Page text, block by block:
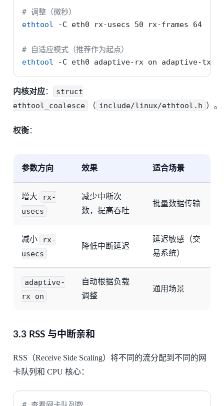
# 调整（微秒）
ethtool
-C eth0 rx-usecs 50 rx-frames 64
# 自适应模式（推荐作为起点）
ethtool
-C eth0 adaptive-rx on adaptive-tx
内核对应：
struct
ethtool_coalesce
（ include/linux/ethtool.h ）。
权衡：
参数方向 效果 适合场景
增大
rx-
usecs
减少中断次
数，提高吞吐
批量数据传输
减小
rx-
usecs
降低中断延迟
延迟敏感（交
易系统）
adaptive-
rx on
自动根据负载
调整
通用场景
3.3 RSS 与中断亲和
RSS（Receive Side Scaling）将不同的流分配到不同的网
卡队列和 CPU 核心：